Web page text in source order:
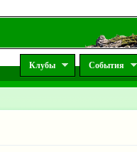
Клубы События